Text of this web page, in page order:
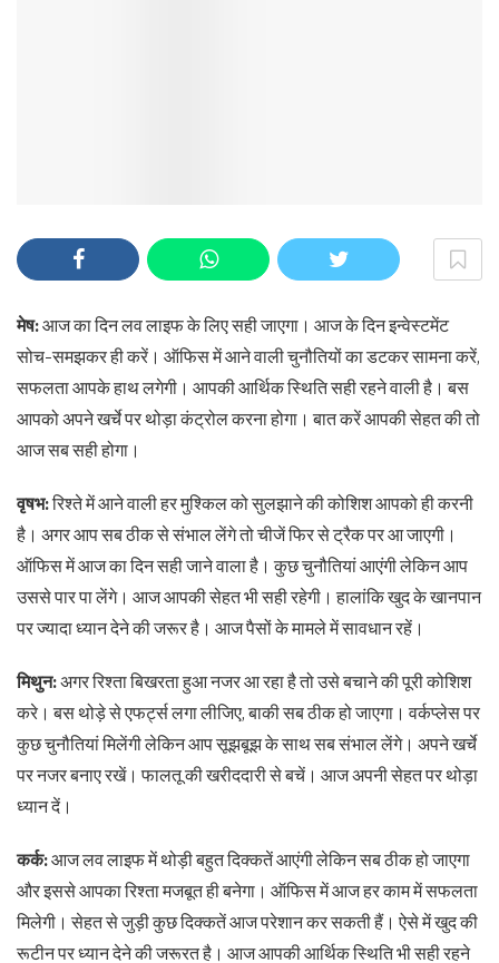
मेष:आज का दिन लव लाइफ के लिए सही जाएगा। आज के दिन इन्वेस्टमेंट
सोच-समझकर ही करें। ऑफिस में आने वाली चुनौतियों का डटकर सामना करें,
सफलता आपके हाथ लगेगी। आपकी आर्थिक स्थिति सही रहने वाली है। बस
आपको अपने खर्चे पर थोड़ा कंट्रोल करना होगा। बात करें आपकी सेहत की तो
आज सब सही होगा।
वृषभ:रिश्ते में आने वाली हर मुश्किल को सुलझाने की कोशिश आपको ही करनी
है। अगर आप सब ठीक से संभाल लेंगे तो चीजें फिर से ट्रैक पर आ जाएगी।
ऑफिस में आज का दिन सही जाने वाला है। कुछ चुनौतियां आएंगी लेकिन आप
उससे पार पा लेंगे। आज आपकी सेहत भी सही रहेगी। हालांकि खुद के खानपान
पर ज्यादा ध्यान देने की जरूर है। आज पैसों के मामले में सावधान रहें।
मिथुन:अगर रिश्ता बिखरता हुआ नजर आ रहा है तो उसे बचाने की पूरी कोशिश
करे। बस थोड़े से एफर्ट्स लगा लीजिए, बाकी सब ठीक हो जाएगा। वर्कप्लेस पर
कुछ चुनौतियां मिलेंगी लेकिन आप सूझबूझ के साथ सब संभाल लेंगे। अपने खर्चे
पर नजर बनाए रखें। फालतू की खरीददारी से बचें। आज अपनी सेहत पर थोड़ा
ध्यान दें।
कर्क:आज लव लाइफ में थोड़ी बहुत दिक्कतें आएंगी लेकिन सब ठीक हो जाएगा
और इससे आपका रिश्ता मजबूत ही बनेगा। ऑफिस में आज हर काम में सफलता
मिलेगी। सेहत से जुड़ी कुछ दिक्कतें आज परेशान कर सकती हैं। ऐसे में खुद की
रूटीन पर ध्यान देने की जरूरत है। आज आपकी आर्थिक स्थिति भी सही रहने